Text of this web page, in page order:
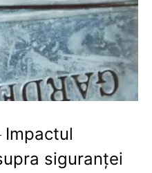
Impactul
siguranței